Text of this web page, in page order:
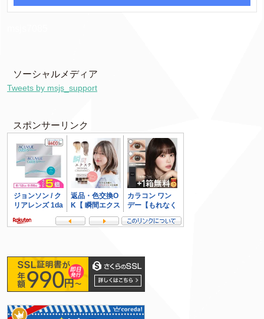
ソーシャルメディア
Tweets by msjs_support
スポンサーリンク